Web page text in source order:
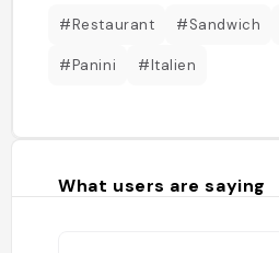
#Restaurant #Sandwich
#Panini #Italien
What users are saying